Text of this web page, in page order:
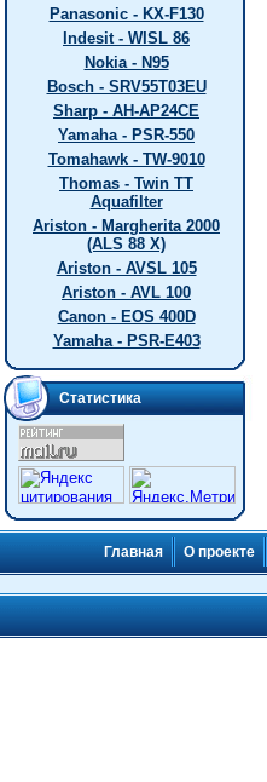
Panasonic - KX-F130
Indesit - WISL 86
Nokia - N95
Bosch - SRV55T03EU
Sharp - AH-AP24CE
Yamaha - PSR-550
Tomahawk - TW-9010
Thomas - Twin TT
Aquafilter
Ariston - Margherita 2000
(ALS 88 X)
Ariston - AVSL 105
Ariston - AVL 100
Canon - EOS 400D
Yamaha - PSR-E403
Статистика
Главная О проекте